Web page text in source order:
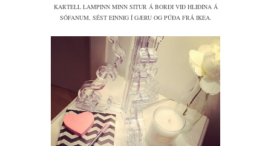
KARTELL LAMPINN MINN SITUR Á BORÐI VIÐ HLIÐINA Á
SÓFANUM, SÉST EINNIG Í GÆRU OG PÚÐA FRÁ IKEA.